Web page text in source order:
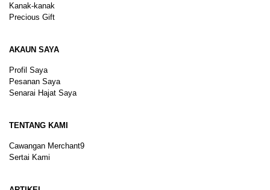
Kanak-kanak
Precious Gift
AKAUN SAYA
Profil Saya
Pesanan Saya
Senarai Hajat Saya
TENTANG KAMI
Cawangan Merchant9
Sertai Kami